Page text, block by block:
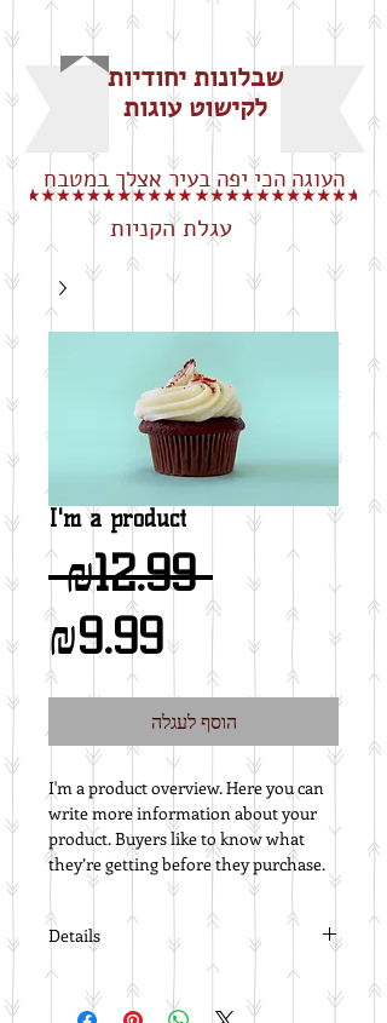
שבלונות יחודיות
לקישוט עוגות
העוגה הכי יפה בעיר אצלך במטבח
עגלת הקניות
I'm a product
₪12.99 מחיר
רגיל
₪9.99מחיר
מבצע
הוסף לעגלה
I'm a product overview. Here you can
write more information about your
product. Buyers like to know what
they’re getting before they purchase.
Details
I'm a product detail. I'm a great place
to add more details about your